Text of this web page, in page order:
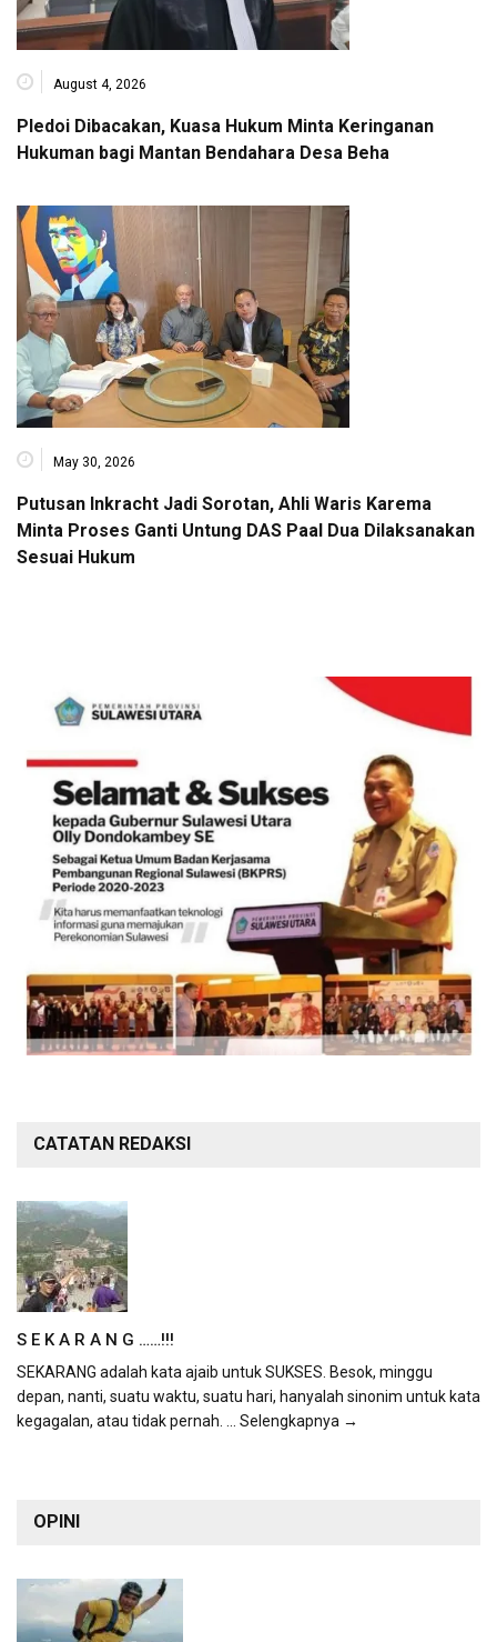
August 4, 2026
Pledoi Dibacakan, Kuasa Hukum Minta Keringanan
Hukuman bagi Mantan Bendahara Desa Beha
May 30, 2026
Putusan Inkracht Jadi Sorotan, Ahli Waris Karema
Minta Proses Ganti Untung DAS Paal Dua Dilaksanakan
Sesuai Hukum
CATATAN REDAKSI
S E K A R A N G ……!!!
SEKARANG adalah kata ajaib untuk SUKSES. Besok, minggu
depan, nanti, suatu waktu, suatu hari, hanyalah sinonim untuk kata
kegagalan, atau tidak pernah. ... Selengkapnya →
OPINI